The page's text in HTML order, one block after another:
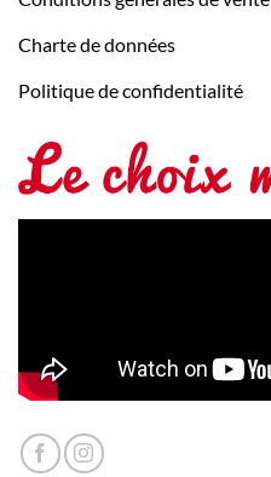
Charte de données
Politique de confidentialité